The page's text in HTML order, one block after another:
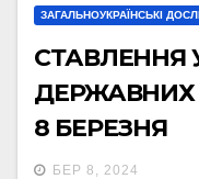
ЗАГАЛЬНОУКРАЇНСЬКІ
СТАВЛЕННЯ
ДЕРЖАВНИХ
8 БЕРЕЗНЯ
БЕР 8, 2024